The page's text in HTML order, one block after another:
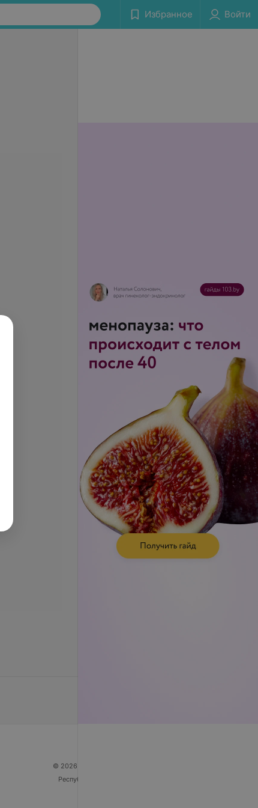
Избранное Войти
© 2026 ООО «Артокс Лаб», УНП 191700409
Республика Беларусь, г. Минск, улица Толбухина, 2,